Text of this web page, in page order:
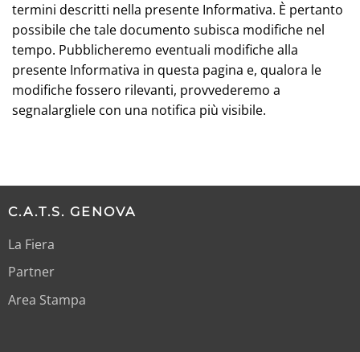
termini descritti nella presente Informativa. È pertanto
possibile che tale documento subisca modifiche nel
tempo. Pubblicheremo eventuali modifiche alla
presente Informativa in questa pagina e, qualora le
modifiche fossero rilevanti, provvederemo a
segnalargliele con una notifica più visibile.
C.A.T.S. GENOVA
La Fiera
Partner
Area Stampa